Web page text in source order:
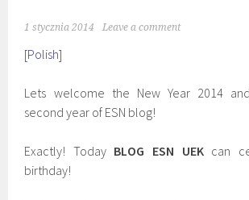
1 stycznia 2014 Leave a comment
[Polish]
Lets welcome the New Year 2014
second year of ESN blog!
Exactly! TodayBLOG ESN UEKcan
birthday!